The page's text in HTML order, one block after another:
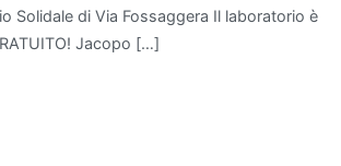
Solidale di Via Fossaggera Il laboratorio è
Jacopo […]